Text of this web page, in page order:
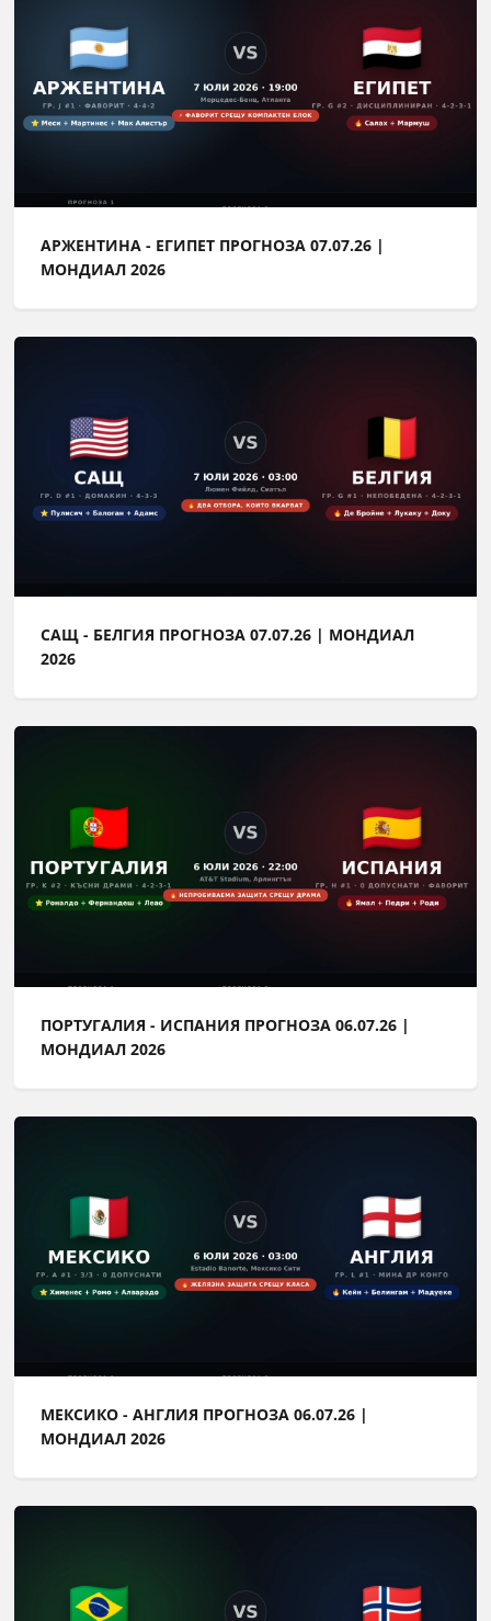
АРЖЕНТИНА - ЕГИПЕТ ПРОГНОЗА 07.07.26 |
МОНДИАЛ 2026
САЩ - БЕЛГИЯ ПРОГНОЗА 07.07.26 | МОНДИАЛ
2026
ПОРТУГАЛИЯ - ИСПАНИЯ ПРОГНОЗА 06.07.26 |
МОНДИАЛ 2026
МЕКСИКО - АНГЛИЯ ПРОГНОЗА 06.07.26 |
МОНДИАЛ 2026